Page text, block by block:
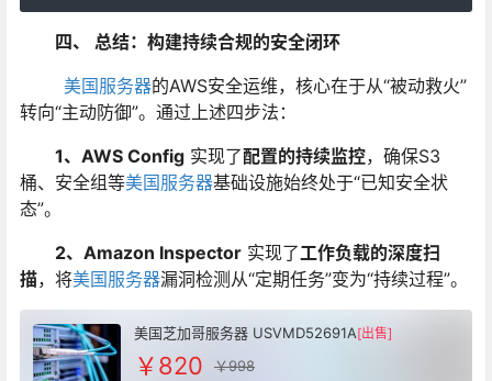
四、 总结：构建持续合规的安全闭环
美国服务器的AWS安全运维，核心在于从“被动救火”
转向“主动防御”。通过上述四步法：
1、AWS Config ​ 实现了配置的持续监控，确保S3
桶、安全组等美国服务器基础设施始终处于“已知安全状
态”。
2、Amazon Inspector ​ 实现了工作负载的深度扫
描，将美国服务器漏洞检测从“定期任务”变为“持续过程”。
美国芝加哥服务器 USVMD52691A[出售]
￥820 ￥998